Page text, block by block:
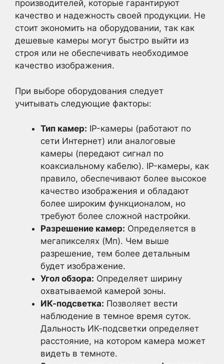
производителей, которые гарантируют
качество и надежность своей продукции. Не
стоит экономить на оборудовании, так как
дешевые камеры могут быстро выйти из
строя или не обеспечивать необходимое
качество изображения.
При выборе оборудования следует
учитывать следующие факторы:
Тип камер: IP-камеры (работают по
сети Интернет) или аналоговые
камеры (передают сигнал по
коаксиальному кабелю). IP-камеры, как
правило, обеспечивают более высокое
качество изображения и обладают
более широким функционалом, но
требуют более сложной настройки.
Разрешение камер: Определяется в
мегапикселях (Мп). Чем выше
разрешение, тем более детальным
будет изображение.
Угол обзора: Определяет ширину
охватываемой камерой зоны.
ИК-подсветка: Позволяет вести
наблюдение в темное время суток.
Дальность ИК-подсветки определяет
расстояние, на котором камера может
видеть в темноте.